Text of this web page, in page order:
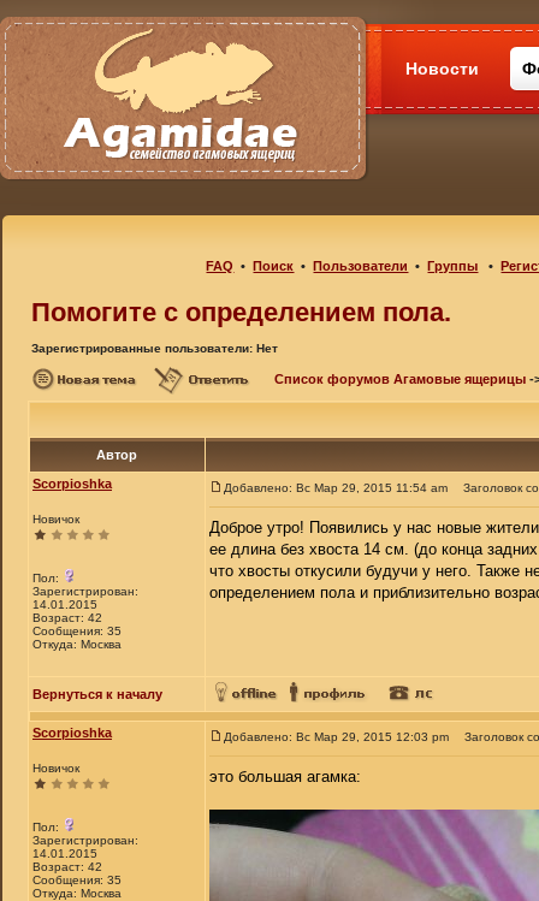
Новости
FAQ •Поиск •Пользователи •Группы •
Помогите с определением пола.
Зарегистрированные пользователи: Нет
Список форумов Агамовые ящерицы -
Автор
Scorpioshka
Новичок
Пол:
Зарегистрирован:
14.01.2015
Возраст: 42
Сообщения: 35
Откуда: Москва
Добавлено: Вс Мар 29, 2015 11:54 am Заголовок
Доброе утро! Появились у нас новые
ее длина без хвоста 14 см. (до конца
что хвосты откусили будучи у него. Также
определением пола и приблизительно
Вернуться к началу
Scorpioshka
Новичок
Пол:
Зарегистрирован:
14.01.2015
Возраст: 42
Сообщения: 35
Откуда: Москва
Добавлено: Вс Мар 29, 2015 12:03 pm Заголовок
это большая агамка: